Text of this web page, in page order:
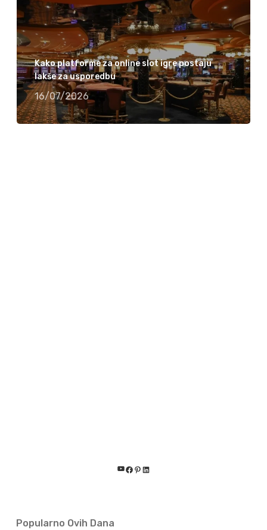
Kako platforme za online slot igre postaju
lakše za usporedbu
16/07/2026
YouTube
Facebook
Pinterest
LinkedIn
Popularno Ovih Dana